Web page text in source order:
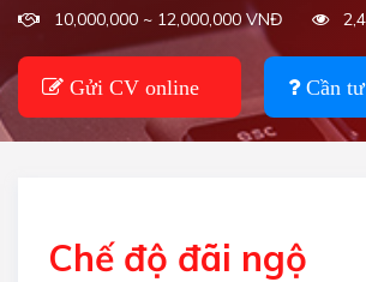
10,000,000 ~ 12,000,000 VNĐ
Gửi CV online Cần tư
Chế độ đãi ngộ